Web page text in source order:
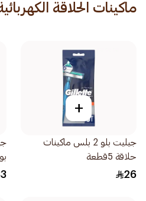
ماكينات الحلاقة
+
جيليت بلو 2 بلس ماكينات
حلاقة 5قطعة
26